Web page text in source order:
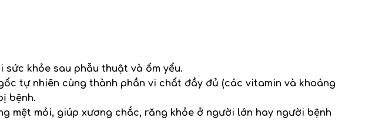
khỏe sau phẫu thuật và ốm yếu.
tự nhiên cùng thành phần vi chất đầy đủ (các vitamin và khoáng
bệnh.
mệt mỏi, giúp xương chắc, răng khỏe ở người lớn hay người bệnh